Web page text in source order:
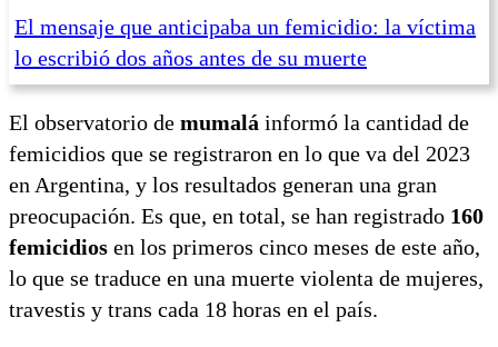
El mensaje que anticipaba un femicidio: la víctima
lo escribió dos años antes de su muerte
El observatorio de mumalá informó la cantidad de
femicidios que se registraron en lo que va del 2023
en Argentina, y los resultados generan una gran
preocupación. Es que, en total, se han registrado 160
femicidios en los primeros cinco meses de este año,
lo que se traduce en una muerte violenta de mujeres,
travestis y trans cada 18 horas en el país.